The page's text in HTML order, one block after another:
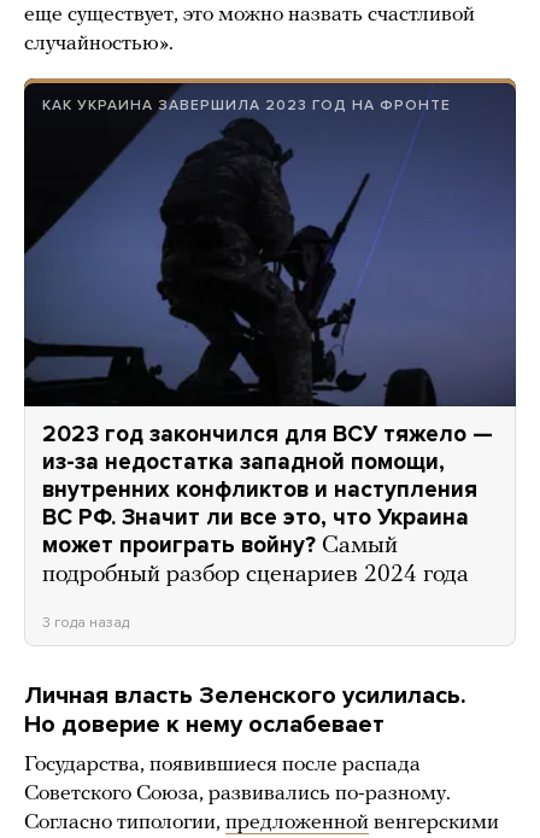
еще существует, это можно назвать счастливой
случайностью».
КАК УКРАИНА ЗАВЕРШИЛА 2023 ГОД НА ФРОНТЕ
2023 год закончился для ВСУ тяжело —
из-за недостатка западной помощи,
внутренних конфликтов и наступления
ВС РФ. Значит ли все это, что Украина
может проиграть войну? Самый
подробный разбор сценариев 2024 года
3 года назад
Личная власть Зеленского усилилась.
Но доверие к нему ослабевает
Государства, появившиеся после распада
Советского Союза, развивались по-разному.
Согласно типологии, предложенной венгерскими